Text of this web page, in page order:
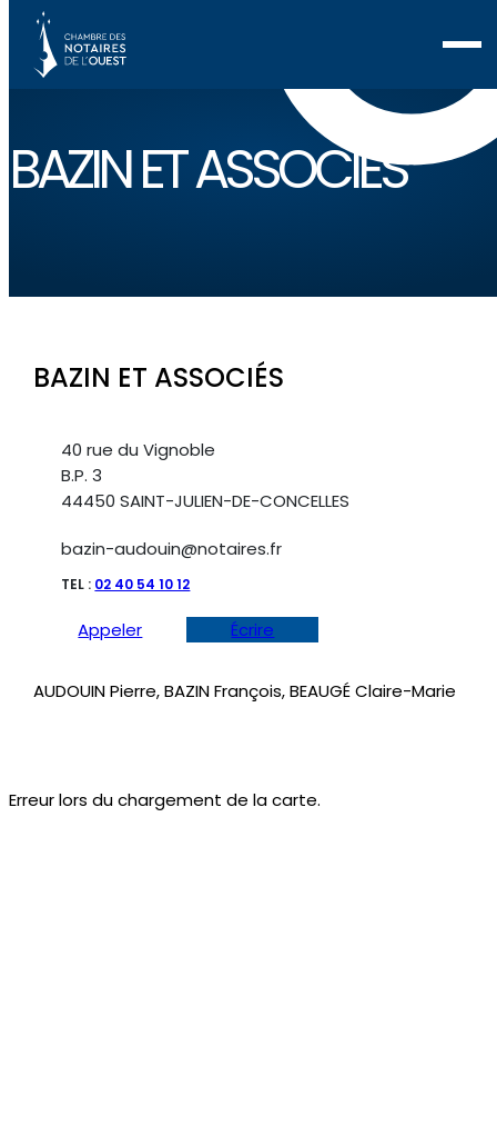
BAZIN ET ASSOCIÉS
Erreur lors du chargement de la carte.
BAZIN ET ASSOCIÉS
40 rue du Vignoble
B.P. 3
44450 SAINT-JULIEN-DE-CONCELLES
bazin-audouin@notaires.fr
TEL : 02 40 54 10 12
Appeler Écrire
AUDOUIN Pierre, BAZIN François, BEAUGÉ Claire-Marie